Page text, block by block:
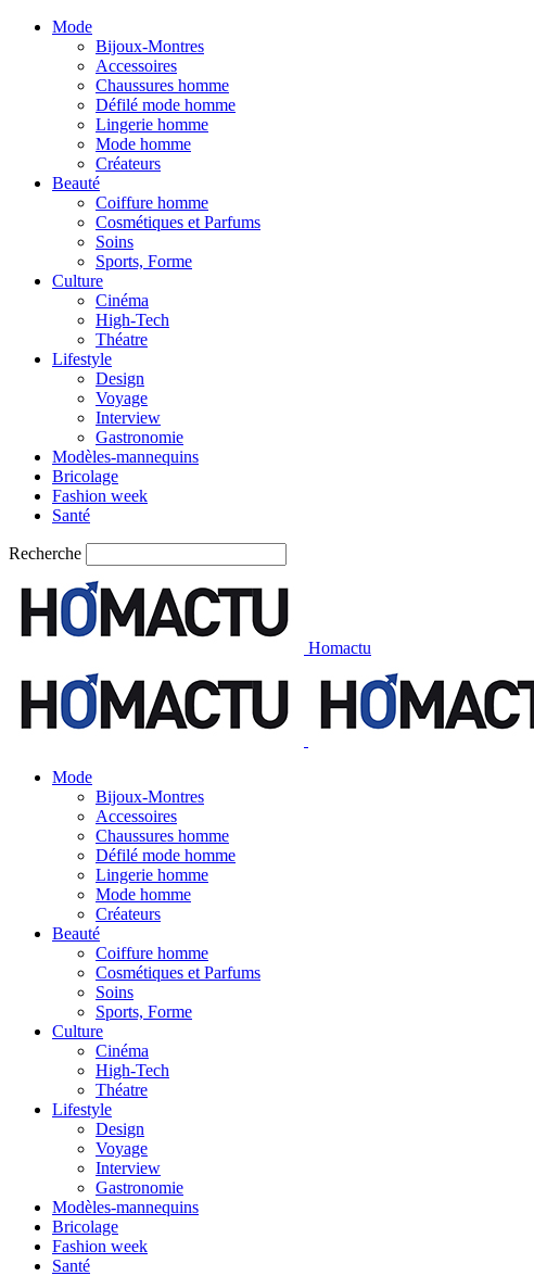
Mode
Bijoux-Montres
Accessoires
Chaussures homme
Défilé mode homme
Lingerie homme
Mode homme
Créateurs
Beauté
Coiffure homme
Cosmétiques et Parfums
Soins
Sports, Forme
Culture
Cinéma
High-Tech
Théatre
Lifestyle
Design
Voyage
Interview
Gastronomie
Modèles-mannequins
Bricolage
Fashion week
Santé
Recherche
Homactu
Mode
Bijoux-Montres
Accessoires
Chaussures homme
Défilé mode homme
Lingerie homme
Mode homme
Créateurs
Beauté
Coiffure homme
Cosmétiques et Parfums
Soins
Sports, Forme
Culture
Cinéma
High-Tech
Théatre
Lifestyle
Design
Voyage
Interview
Gastronomie
Modèles-mannequins
Bricolage
Fashion week
Santé